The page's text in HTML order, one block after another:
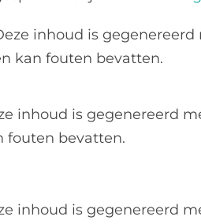
inhoud is
kan fouten bevatten.
inhoud is gegenereerd
fouten bevatten.
inhoud is gegenereerd